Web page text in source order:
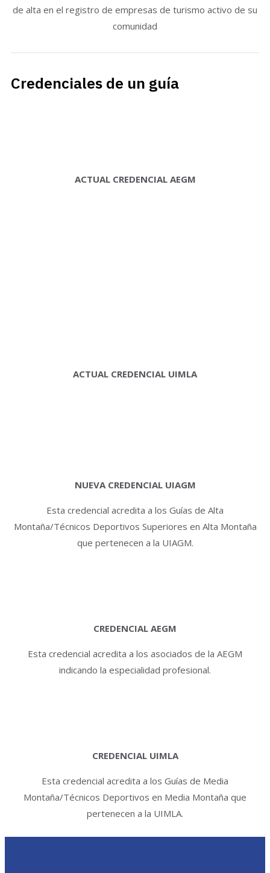
de alta en el registro de empresas de turismo activo de su
comunidad
Credenciales de un guía
ACTUAL CREDENCIAL AEGM
ACTUAL CREDENCIAL UIMLA
NUEVA CREDENCIAL UIAGM
Esta credencial acredita a los Guías de Alta
Montaña/Técnicos Deportivos Superiores en Alta Montaña
que pertenecen a la UIAGM.
CREDENCIAL AEGM
Esta credencial acredita a los asociados de la AEGM
indicando la especialidad profesional.
CREDENCIAL UIMLA
Esta credencial acredita a los Guías de Media
Montaña/Técnicos Deportivos en Media Montaña que
pertenecen a la UIMLA.